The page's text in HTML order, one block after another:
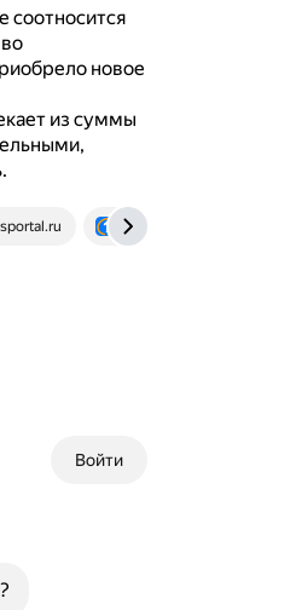
соотносится
новое
из суммы
otvet.mail.ru
Войти